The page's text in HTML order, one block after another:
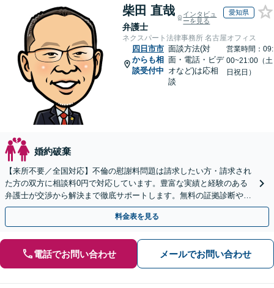
柴田 直哉
弁護士
インタビュ
ーを見る
愛知県
ネクスパート法律事務所 名古屋オフィス
四日市市
からも相
談受付中
面談方法(対
面・電話・ビデ
オなど)は応相
談
営業時間：09:
00~21:00（土
日祝日）
婚約破棄
【来所不要／全国対応】不倫の慰謝料問題は請求したい方・請求され
た方の双方に相談料0円で対応しています。豊富な実績と経験のある
弁護士が交渉から解決まで徹底サポートします。無料の証拠診断や着
手金の返還保証もありますので安心してご相談ください。
料金表を見る
電話でお問い合わせ メールでお問い合わせ